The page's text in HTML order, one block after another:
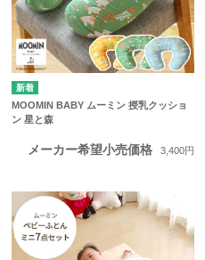
MOOMIN BABY ムーミン 授乳クッショ
ン 星と森
メーカー希望小売価格 3,400円